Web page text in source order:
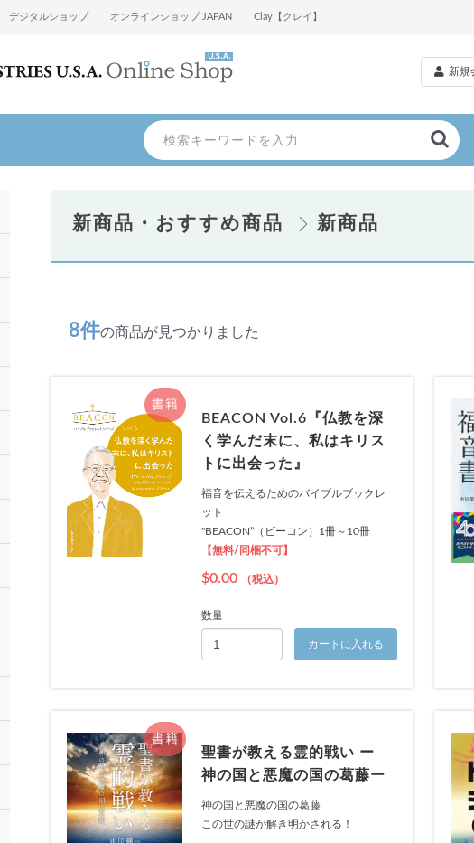
デジタルショップ オンラインショップ JAPAN Clay【クレイ】
新規
新商品・おすすめ商品 新商品
8件の商品が見つかりました
書籍
BEACON Vol.6『仏教を深
く学んだ末に、私はキリス
トに出会った』
福音を伝えるためのバイブルブックレ
ット
"BEACON”（ビーコン）1冊～10冊
【無料/同梱不可】
$0.00 （税込）
数量
カートに入れる
書籍
聖書が教える霊的戦い ー
神の国と悪魔の国の葛藤ー
神の国と悪魔の国の葛藤
この世の謎が解き明かされる！